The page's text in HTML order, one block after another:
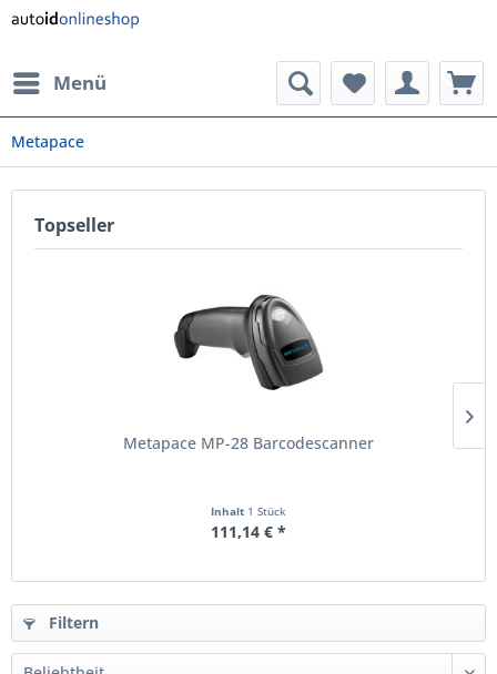
Menü
Metapace
Topseller
Metapace MP-28 Barcodescanner
Inhalt 1 Stück
111,14 € *
Filtern